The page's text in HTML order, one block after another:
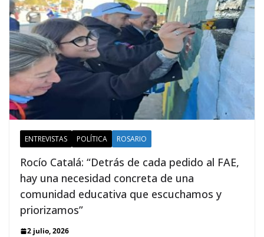
ENTREVISTAS POLÍTICA ROSARIO
Rocío Catalá: “Detrás de cada pedido al FAE,
hay una necesidad concreta de una
comunidad educativa que escuchamos y
priorizamos”
2 julio, 2026